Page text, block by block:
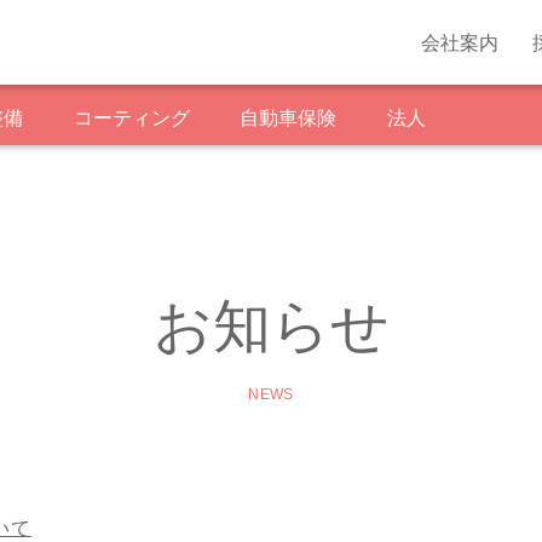
会社案内
備 コーティング 自動車保険 法人
お知らせ
NEWS
て